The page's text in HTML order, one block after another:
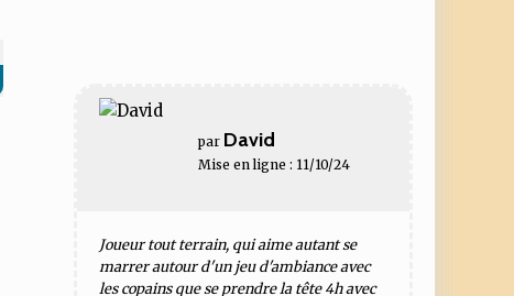
par David
Mise en ligne : 11/10/24
Joueur tout terrain, qui aime autant se
marrer autour d'un jeu d'ambiance avec
les copains que se prendre la tête 4h avec